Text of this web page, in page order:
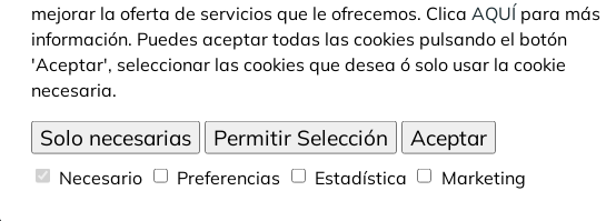
¿Sabías que?
mejorar la oferta de servicios que le ofrecemos. Clica AQUÍ para más
información. Puedes aceptar todas las cookies pulsando el botón
'Aceptar', seleccionar las cookies que desea ó solo usar la cookie
necesaria.
Necesario Preferencias Estadística Marketing